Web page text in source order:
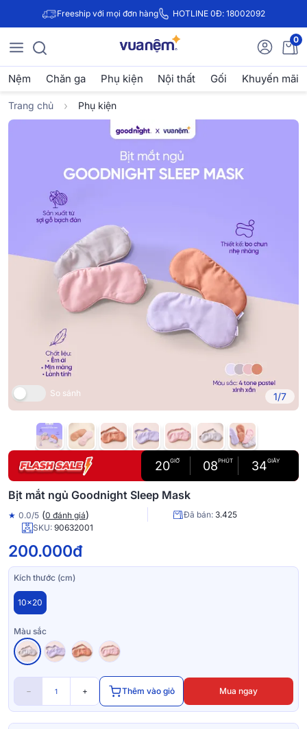
Freeship với mọi đơn hàng HOTLINE 0Đ: 18002092
0
Nệm Chăn ga Phụ kiện Nội thất Gối Khuyến mãi
Trang chủ Phụ kiện
So sánh 1/7
20GIỜ 08PHÚT 33GIÂY
Bịt mắt ngủ Goodnight Sleep Mask
★ 0.0/5 (0 đánh giá) Đã bán: 3.425
SKU: 90632001
200.000đ
Kích thước (cm)
10x20
Màu sắc
− + Thêm vào giỏ Mua ngay